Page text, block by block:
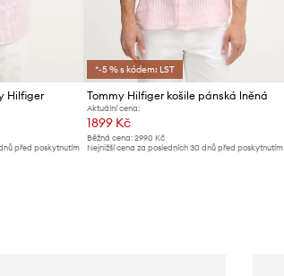
Hilfiger
před poskytnutím
*-5 % s kódem: LST
Tommy Hilfiger košile pánská lněná
Aktuální cena:
1899 Kč
Běžná cena: 2990 Kč
Nejnižší cena za posledních 30 dnů před poskytnutím